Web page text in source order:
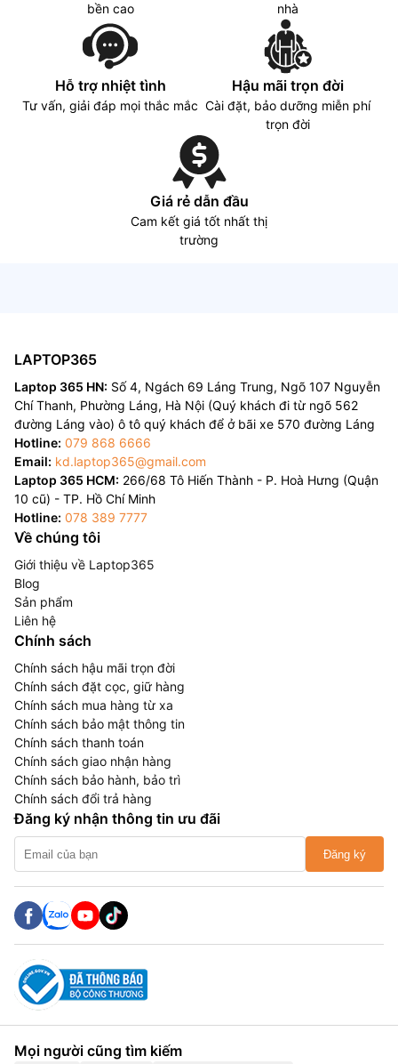
bền cao
nhà
Hỗ trợ nhiệt tình
Tư vấn, giải đáp mọi thắc mắc
Hậu mãi trọn đời
Cài đặt, bảo dưỡng miễn phí
trọn đời
Giá rẻ dẫn đầu
Cam kết giá tốt nhất thị
trường
LAPTOP365
Laptop 365 HN: Số 4, Ngách 69 Láng Trung, Ngõ 107 Nguyễn
Chí Thanh, Phường Láng, Hà Nội (Quý khách đi từ ngõ 562
đường Láng vào) ô tô quý khách để ở bãi xe 570 đường Láng
Hotline: 079 868 6666
Email: kd.laptop365@gmail.com
Laptop 365 HCM: 266/68 Tô Hiến Thành - P. Hoà Hưng (Quận
10 cũ) - TP. Hồ Chí Minh
Hotline: 078 389 7777
Về chúng tôi
Giới thiệu về Laptop365
Blog
Sản phẩm
Liên hệ
Chính sách
Chính sách hậu mãi trọn đời
Chính sách đặt cọc, giữ hàng
Chính sách mua hàng từ xa
Chính sách bảo mật thông tin
Chính sách thanh toán
Chính sách giao nhận hàng
Chính sách bảo hành, bảo trì
Chính sách đổi trả hàng
Đăng ký nhận thông tin ưu đãi
Đăng ký
Mọi người cũng tìm kiếm